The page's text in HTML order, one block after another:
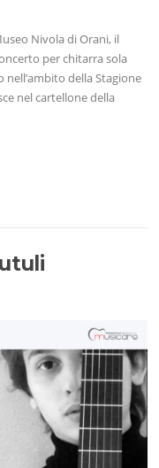
Nivola di Orani, il
per chitarra sola
nell’ambito della Stagione
nel cartellone della